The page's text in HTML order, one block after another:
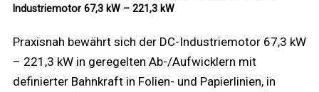
Industriemotor 67,3 kW – 221,3 kW
Praxisnah bewährt sich der DC-Industriemotor 67,3 kW
– 221,3 kW in geregelten Ab-/Aufwicklern mit
definierter Bahnkraft in Folien- und Papierlinien, in